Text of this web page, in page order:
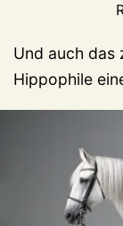
Und auch
Hippophile